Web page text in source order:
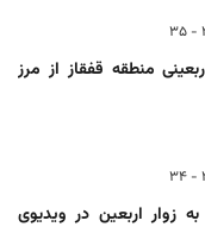
منطقه قفقاز از مرز
زوار اربعین در ویدیوی